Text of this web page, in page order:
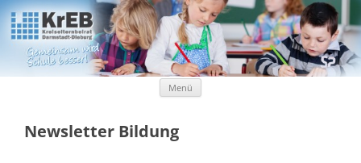
KrEB Darmstadt-Dieburg
Kreiselternbeirat Darmstadt-Dieburg
Menü
Newsletter Bildung